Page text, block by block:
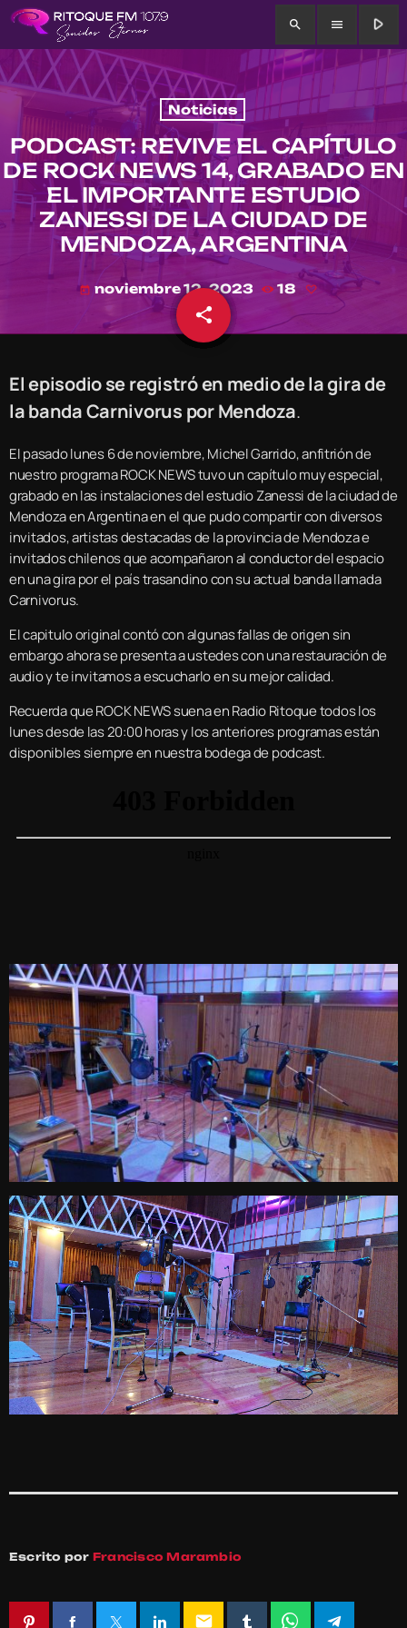
search menu play_arrow
Noticias
PODCAST: REVIVE EL CAPÍTULO
DE ROCK NEWS 14, GRABADO EN
EL IMPORTANTE ESTUDIO
ZANESSI DE LA CIUDAD DE
MENDOZA, ARGENTINA
today noviembre 12, 2023 18
share
email
El episodio se registró en medio de la gira de
la banda Carnivorus por Mendoza.
El pasado lunes 6 de noviembre, Michel Garrido, anfitrión de
nuestro programa ROCK NEWS tuvo un capítulo muy especial,
grabado en las instalaciones del estudio Zanessi de la ciudad de
Mendoza en Argentina en el que pudo compartir con diversos
invitados, artistas destacadas de la provincia de Mendoza e
invitados chilenos que acompañaron al conductor del espacio
en una gira por el país trasandino con su actual banda llamada
Carnivorus.
El capitulo original contó con algunas fallas de origen sin
embargo ahora se presenta a ustedes con una restauración de
audio y te invitamos a escucharlo en su mejor calidad.
Recuerda que ROCK NEWS suena en Radio Ritoque todos los
lunes desde las 20:00 horas y los anteriores programas están
disponibles siempre en nuestra bodega de podcast.
Escrito por Francisco Marambio
email